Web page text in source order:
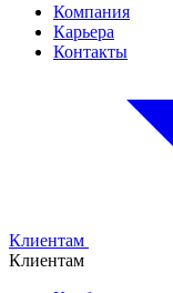
Компания
Карьера
Контакты
Клиентам
Клиентам